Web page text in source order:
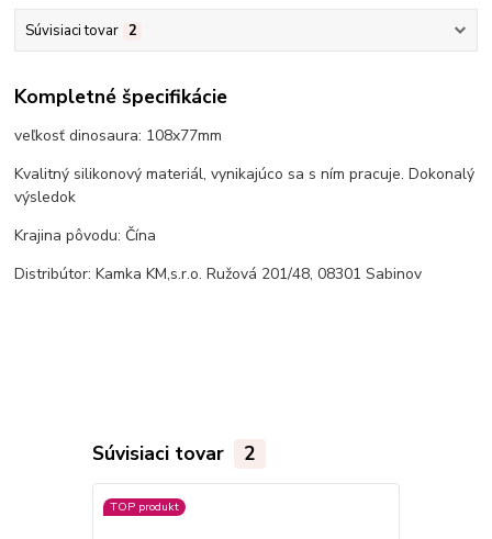
Súvisiaci tovar 2
Kompletné špecifikácie
veľkosť dinosaura: 108x77mm
Kvalitný silikonový materiál, vynikajúco sa s ním pracuje. Dokonalý
výsledok
Krajina pôvodu: Čína
Distribútor: Kamka KM,s.r.o. Ružová 201/48, 08301 Sabinov
Súvisiaci tovar 2
TOP produkt